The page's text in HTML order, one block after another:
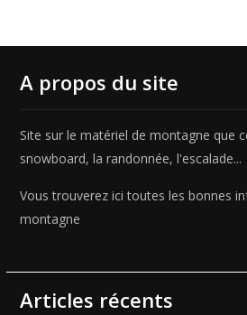
A propos du site
Site sur le matériel de montagne que
snowboard, la randonnée, l'escalade...
Vous trouverez ici toutes les bonnes
montagne
Articles récents